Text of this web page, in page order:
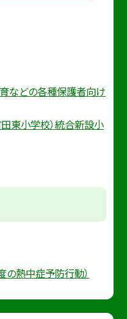
などの各種保護者向け
東小学校）統合新設小
の熱中症予防行動）